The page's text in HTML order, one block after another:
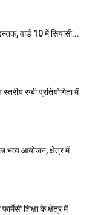
वार्ड 10 में सियासी...
रग्बी प्रतियोगिता में
का भव्य आयोजन, क्षेत्र में
शिक्षा के क्षेत्र में